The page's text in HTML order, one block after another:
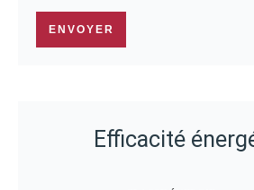
ENVOYER
Efficacité